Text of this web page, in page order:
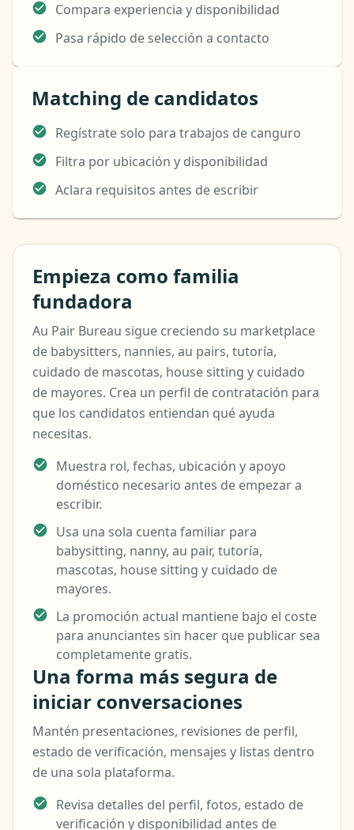
Compara experiencia y disponibilidad
Pasa rápido de selección a contacto
Matching de candidatos
Regístrate solo para trabajos de canguro
Filtra por ubicación y disponibilidad
Aclara requisitos antes de escribir
Empieza como familia
fundadora
Au Pair Bureau sigue creciendo su marketplace
de babysitters, nannies, au pairs, tutoría,
cuidado de mascotas, house sitting y cuidado
de mayores. Crea un perfil de contratación para
que los candidatos entiendan qué ayuda
necesitas.
Muestra rol, fechas, ubicación y apoyo
doméstico necesario antes de empezar a
escribir.
Usa una sola cuenta familiar para
babysitting, nanny, au pair, tutoría,
mascotas, house sitting y cuidado de
mayores.
La promoción actual mantiene bajo el coste
para anunciantes sin hacer que publicar sea
completamente gratis.
Una forma más segura de
iniciar conversaciones
Mantén presentaciones, revisiones de perfil,
estado de verificación, mensajes y listas dentro
de una sola plataforma.
Revisa detalles del perfil, fotos, estado de
verificación y disponibilidad antes de